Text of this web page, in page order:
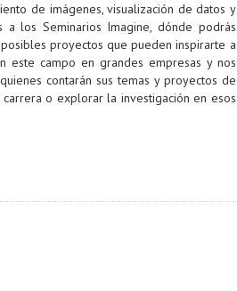
de imágenes, visualización de datos y
los Seminarios Imagine, dónde podrás
proyectos que pueden inspirarte a
este campo en grandes empresas y nos
contarán sus temas y proyectos de
o explorar la investigación en esos